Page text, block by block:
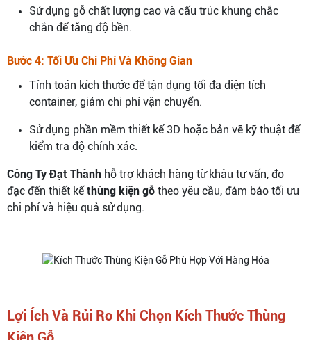
Sử dụng gỗ chất lượng cao và cấu trúc khung chắc
chắn để tăng độ bền.
Bước 4: Tối Ưu Chi Phí Và Không Gian
Tính toán kích thước để tận dụng tối đa diện tích
container, giảm chi phí vận chuyển.
Sử dụng phần mềm thiết kế 3D hoặc bản vẽ kỹ thuật để
kiểm tra độ chính xác.
Công Ty Đạt Thành hỗ trợ khách hàng từ khâu tư vấn, đo
đạc đến thiết kếthùng kiện gỗ theo yêu cầu, đảm bảo tối ưu
chi phí và hiệu quả sử dụng.
Lợi Ích Và Rủi Ro Khi Chọn Kích Thước Thùng